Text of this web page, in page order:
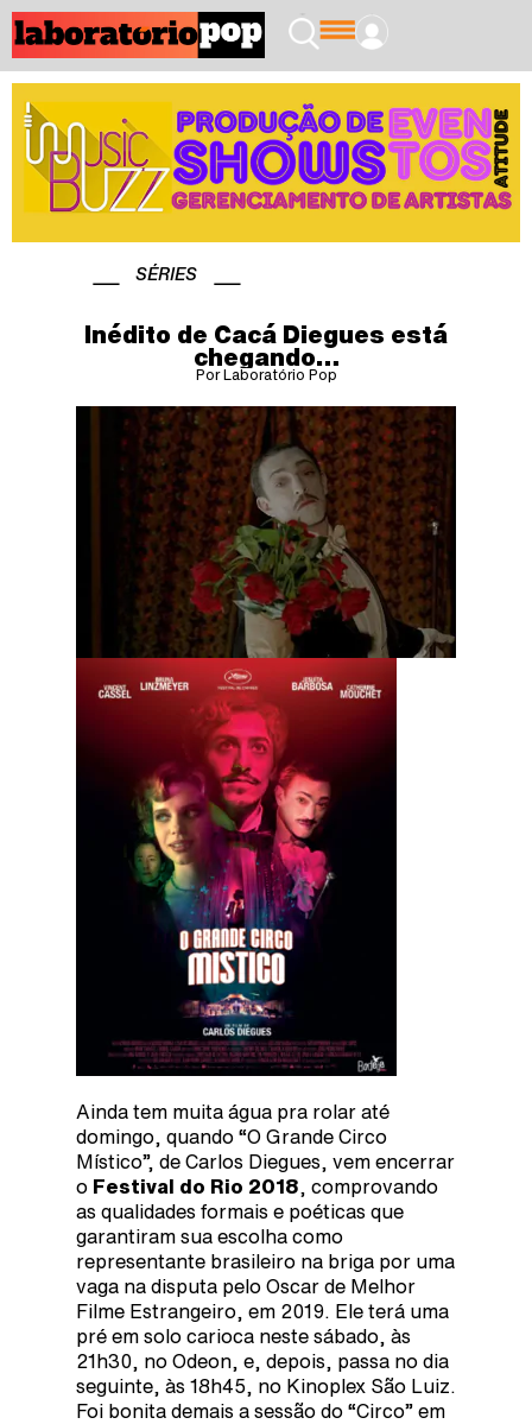
SÉRIES
Inédito de Cacá Diegues está
chegando…
Por Laboratório Pop
Ainda tem muita água pra rolar até
domingo, quando “O Grande Circo
Místico”, de Carlos Diegues, vem encerrar
o Festival do Rio 2018 , comprovando
as qualidades formais e poéticas que
garantiram sua escolha como
representante brasileiro na briga por uma
vaga na disputa pelo Oscar de Melhor
Filme Estrangeiro, em 2019. Ele terá uma
pré em solo carioca neste sábado, às
21h30, no Odeon, e, depois, passa no dia
seguinte, às 18h45, no Kinoplex São Luiz.
Foi bonita demais a sessão do “Circo” em